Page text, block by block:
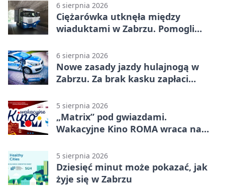
6 sierpnia 2026
Ciężarówka utknęła między
wiaduktami w Zabrzu. Pomogli
6 sierpnia 2026
Nowe zasady jazdy hulajnogą w
Zabrzu. Za brak kasku zapłaci
5 sierpnia 2026
„Matrix” pod gwiazdami.
Wakacyjne Kino ROMA wraca na
5 sierpnia 2026
Dziesięć minut może pokazać, jak
żyje się w Zabrzu